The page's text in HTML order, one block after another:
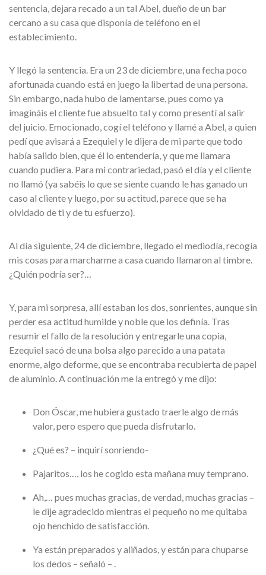
sentencia, dejara recado a un tal Abel, dueño de un bar
cercano a su casa que disponía de teléfono en el
establecimiento.
Y llegó la sentencia. Era un 23 de diciembre, una fecha poco
afortunada cuando está en juego la libertad de una persona.
Sin embargo, nada hubo de lamentarse, pues como ya
imagináis el cliente fue absuelto tal y como presentí al salir
del juicio. Emocionado, cogí el teléfono y llamé a Abel, a quien
pedí que avisará a Ezequiel y le dijera de mi parte que todo
había salido bien, que él lo entendería, y que me llamara
cuando pudiera. Para mi contrariedad, pasó el día y el cliente
no llamó (ya sabéis lo que se siente cuando le has ganado un
caso al cliente y luego, por su actitud, parece que se ha
olvidado de ti y de tu esfuerzo).
Al día siguiente, 24 de diciembre, llegado el mediodía, recogía
mis cosas para marcharme a casa cuando llamaron al timbre.
¿Quién podría ser?…
Y, para mi sorpresa, allí estaban los dos, sonrientes, aunque sin
perder esa actitud humilde y noble que los definía. Tras
resumir el fallo de la resolución y entregarle una copia,
Ezequiel sacó de una bolsa algo parecido a una patata
enorme, algo deforme, que se encontraba recubierta de papel
de aluminio. A continuación me la entregó y me dijo:
Don Óscar, me hubiera gustado traerle algo de más
valor, pero espero que pueda disfrutarlo.
¿Qué es? – inquirí sonriendo-
Pajaritos…, los he cogido esta mañana muy temprano.
Ah,… pues muchas gracias, de verdad, muchas gracias –
le dije agradecido mientras el pequeño no me quitaba
ojo henchido de satisfacción.
Ya están preparados y aliñados, y están para chuparse
los dedos – señaló – .